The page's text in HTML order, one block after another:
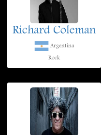
Richard Coleman
Argentina
Rock